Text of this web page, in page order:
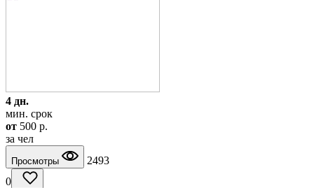
4 дн.
мин. срок
от 500 p.
за чел
Просмотры
2493
0